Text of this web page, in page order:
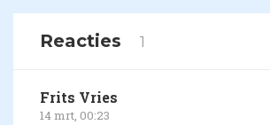
Reacties 1
Frits Vries
14 mrt, 00:23